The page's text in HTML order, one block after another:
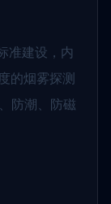
准建设，内
的烟雾探测
防潮、防磁